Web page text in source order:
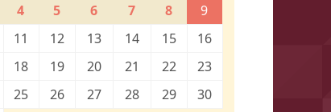
4 5 6 7 8
9
11 12 13 14 15
16
18 19 20 21 22
23
25 26 27 28 29
30